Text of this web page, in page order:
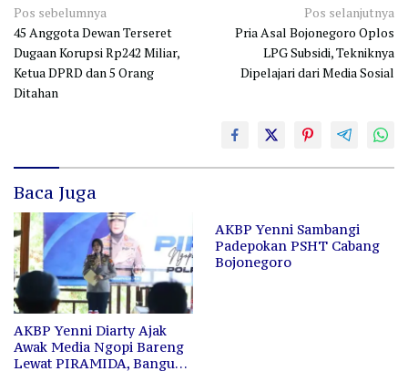
Navigasi
pos
Pos sebelumnya
45 Anggota Dewan Terseret
Dugaan Korupsi Rp242 Miliar,
Ketua DPRD dan 5 Orang
Ditahan
Pos selanjutnya
Pria Asal Bojonegoro Oplos
LPG Subsidi, Tekniknya
Dipelajari dari Media Sosial
Baca Juga
AKBP Yenni Diarty Ajak
Awak Media Ngopi Bareng
Lewat PIRAMIDA, Bangun
AKBP Yenni Sambangi
Padepokan PSHT Cabang
Bojonegoro